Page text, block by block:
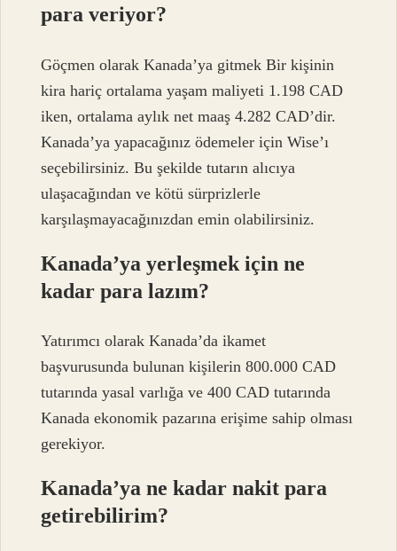
para veriyor?
Göçmen olarak Kanada’ya gitmek Bir kişinin
kira hariç ortalama yaşam maliyeti 1.198 CAD
iken, ortalama aylık net maaş 4.282 CAD’dir.
Kanada’ya yapacağınız ödemeler için Wise’ı
seçebilirsiniz. Bu şekilde tutarın alıcıya
ulaşacağından ve kötü sürprizlerle
karşılaşmayacağınızdan emin olabilirsiniz.
Kanada’ya yerleşmek için ne
kadar para lazım?
Yatırımcı olarak Kanada’da ikamet
başvurusunda bulunan kişilerin 800.000 CAD
tutarında yasal varlığa ve 400 CAD tutarında
Kanada ekonomik pazarına erişime sahip olması
gerekiyor.
Kanada’ya ne kadar nakit para
getirebilirim?